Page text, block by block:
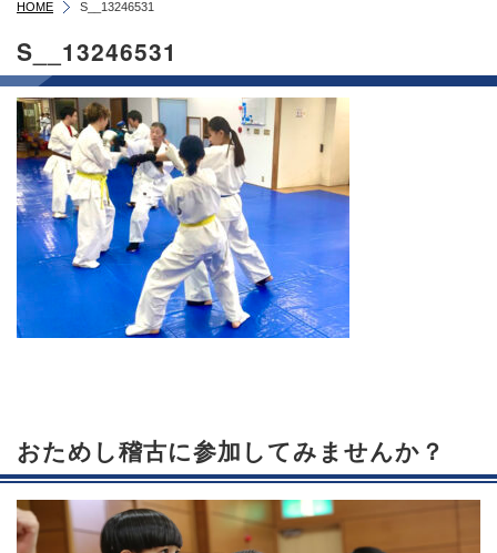
HOME S__13246531
S__13246531
おためし稽古に参加してみませんか？